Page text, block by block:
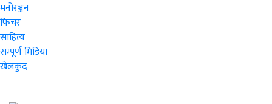
मनोरञ्जन
फिचर
साहित्य
सम्पूर्ण मिडिया
खेलकुद